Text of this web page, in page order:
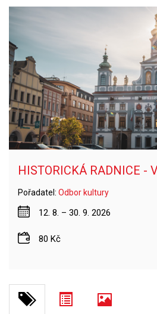
HISTORICKÁ RADNICE -
Pořadatel: Odbor kultury
12. 8. – 30. 9. 2026
80 Kč